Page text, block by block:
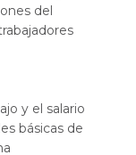
del
y el salario
básicas de